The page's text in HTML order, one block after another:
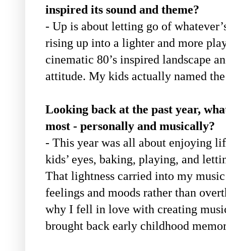
inspired its sound and theme?
- Up is about letting go of
rising up into a lighter and more
cinematic 80’s inspired landscape
attitude. My kids actually named
Looking back at the past year,
most - personally and musically?
- This year was all about enjoying
kids’ eyes, baking, playing, and
That lightness carried into my
feelings and moods rather than
why I fell in love with creating
brought back early childhood